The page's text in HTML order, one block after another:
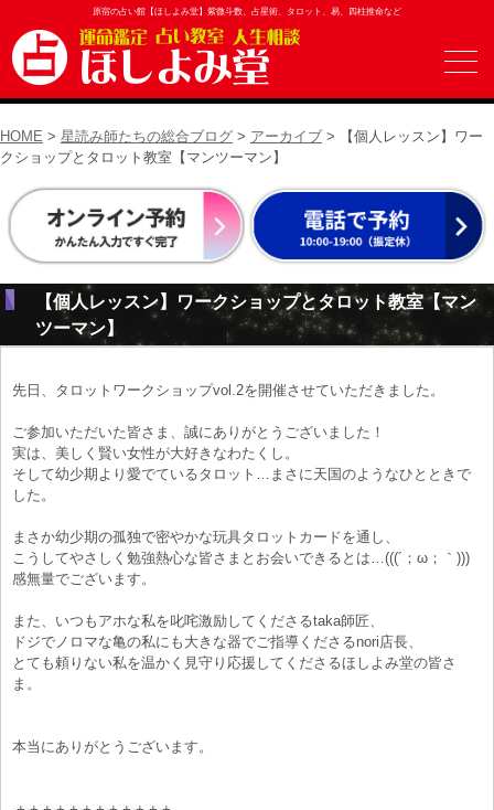
原宿の占い館【ほしよみ堂】紫微斗数、占星術、タロット、易、四柱推命など
HOME > 星読み師たちの総合ブログ > アーカイブ > 【個人レッスン】ワー
クショップとタロット教室【マンツーマン】
【個人レッスン】ワークショップとタロット教室【マン
ツーマン】
先日、タロットワークショップvol.2を開催させていただきました。
ご参加いただいた皆さま、誠にありがとうございました！
実は、美しく賢い女性が大好きなわたくし。
そして幼少期より愛でているタロット…まさに天国のようなひとときで
した。
まさか幼少期の孤独で密やかな玩具タロットカードを通し、
こうしてやさしく勉強熱心な皆さまとお会いできるとは…(((´；ω；｀)))
感無量でございます。
また、いつもアホな私を叱咤激励してくださるtaka師匠、
ドジでノロマな亀の私にも大きな器でご指導くださるnori店長、
とても頼りない私を温かく見守り応援してくださるほしよみ堂の皆さ
ま。
本当にありがとうございます。